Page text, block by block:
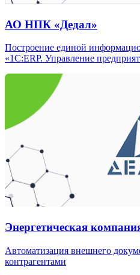
АО НПК «Дедал»
Построение единой
«1С:ERP. Управление
Энергетическая
Автоматизация внешнего
контрагентами